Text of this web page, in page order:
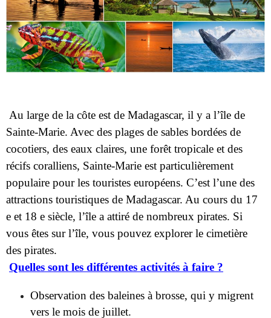
Au large de la côte est de Madagascar, il y a l’île de
récifs coralliens, Sainte-Marie est particulièrement
populaire pour les touristes européens. C’est l’une des
attractions touristiques de Madagascar. Au cours du 17
e et 18 e siècle, l’île a attiré de nombreux pirates. Si
vous êtes sur l’île, vous pouvez explorer le cimetière
des pirates.
Quelles sont les différentes activités à faire ?
Observation des baleines à brosse, qui y migrent
vers le mois de juillet.
eaux peu profondes et la baie des Forbans.